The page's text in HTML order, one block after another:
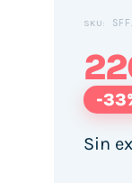
SKU:
-
Sin